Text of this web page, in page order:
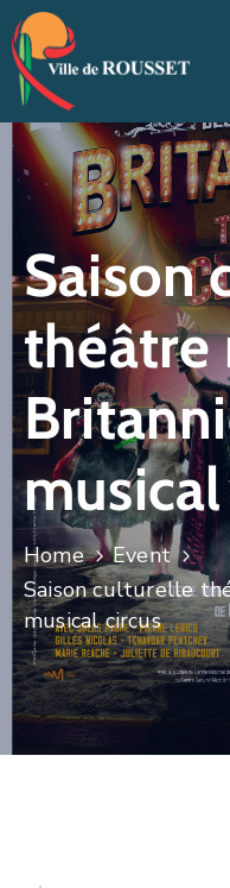
VOTRE
MAIRIE
VIVRE
ROUSSET
ÉDUCATION
ET
JEUNESSE
SOLIDARITÉS
ÉCONOMIE
ANIMATION
CULTURE
SPORTS
Saison
théâtre
Home
Event
Saison culturelle
musical circus